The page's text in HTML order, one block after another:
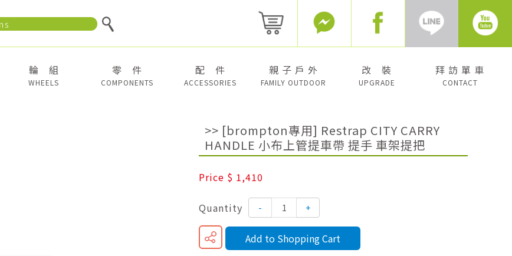
輪 組
WHEELS
零 件
COMPONENTS
配 件
ACCESSORIES
親 子 戶 外
FAMILY OUTDOOR
改 裝
UPGRADE
拜 訪 單 車
CONTACT
>> [brompton專用] Restrap CITY CARRY
HANDLE 小布上管提車帶 提手 車架提把
Price $ 1,410
Quantity - +
Add to Shopping Cart